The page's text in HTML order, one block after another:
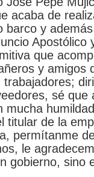
acaba de
barco y
Apostólico
que
y amigos
sé que
mucha
titular de la
permítanme
le
gobierno, sino